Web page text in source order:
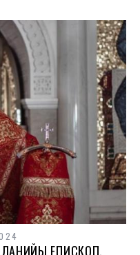
ЕПИСКОП,